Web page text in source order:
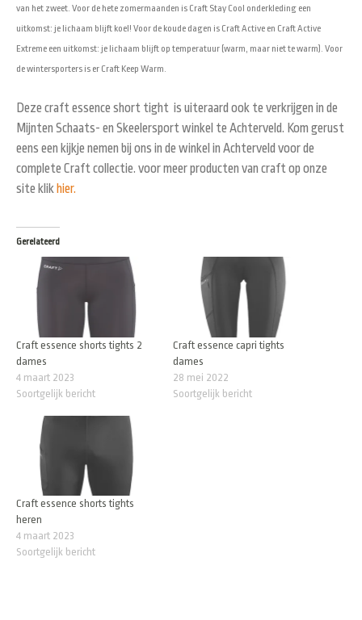
van het zweet. Voor de hete zomermaanden is Craft Stay Cool onderkleding een
uitkomst: je lichaam blijft koel! Voor de koude dagen is Craft Active en Craft Active
Extreme een uitkomst: je lichaam blijft op temperatuur (warm, maar niet te warm). Voor
de wintersporters is er Craft Keep Warm.
Deze craft essence short tight is uiteraard ook te verkrijgen in de
Mijnten Schaats- en Skeelersport winkel te Achterveld. Kom gerust
eens een kijkje nemen bij ons in de winkel in Achterveld voor de
complete Craft collectie. voor meer producten van craft op onze
site klik hier.
Gerelateerd
Craft essence shorts tights 2
dames
4 maart 2023
Soortgelijk bericht
Craft essence capri tights
dames
28 mei 2022
Soortgelijk bericht
Craft essence shorts tights
heren
4 maart 2023
Soortgelijk bericht